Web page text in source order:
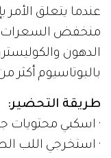
عندما يتعلق
منخفض السعرات
الدهون
بالبوتاسيوم أكثر
طريقة التحضير:
· اسكبي محتويات
· استخرجي اللب